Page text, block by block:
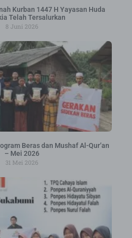
Kurban 1447 H Yayasan Huda
Telah Tersalurkan
8 Juni 2026
Beras dan Mushaf Al-Qur’an
– Mei 2026
31 Mei 2026